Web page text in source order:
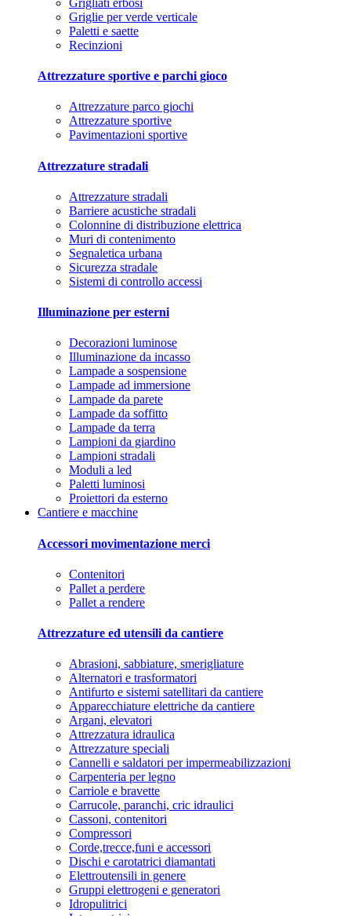
Griglie per verde verticale
Paletti e saette
Recinzioni
Attrezzature sportive e parchi gioco
Attrezzature parco giochi
Attrezzature sportive
Pavimentazioni sportive
Attrezzature stradali
Attrezzature stradali
Barriere acustiche stradali
Colonnine di distribuzione elettrica
Muri di contenimento
Segnaletica urbana
Sicurezza stradale
Sistemi di controllo accessi
Illuminazione per esterni
Decorazioni luminose
Illuminazione da incasso
Lampade a sospensione
Lampade ad immersione
Lampade da parete
Lampade da soffitto
Lampade da terra
Lampioni da giardino
Lampioni stradali
Moduli a led
Paletti luminosi
Proiettori da esterno
Cantiere e macchine
Accessori movimentazione merci
Contenitori
Pallet a perdere
Pallet a rendere
Attrezzature ed utensili da cantiere
Abrasioni, sabbiature, smerigliature
Alternatori e trasformatori
Antifurto e sistemi satellitari da cantiere
Apparecchiature elettriche da cantiere
Argani, elevatori
Attrezzatura idraulica
Attrezzature speciali
Cannelli e saldatori per impermeabilizzazioni
Carpenteria per legno
Carriole e bravette
Carrucole, paranchi, cric idraulici
Cassoni, contenitori
Compressori
Corde,trecce,funi e accessori
Dischi e carotatrici diamantati
Elettroutensili in genere
Gruppi elettrogeni e generatori
Idropulitrici